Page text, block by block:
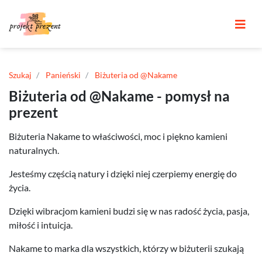
Szukaj Panieński Biżuteria od @Nakame
Biżuteria od @Nakame - pomysł na
prezent
Biżuteria Nakame to właściwości, moc i piękno kamieni
naturalnych.
Jesteśmy częścią natury i dzięki niej czerpiemy energię do
życia.
Dzięki wibracjom kamieni budzi się w nas radość życia, pasja,
miłość i intuicja.
Nakame to marka dla wszystkich, którzy w biżuterii szukają